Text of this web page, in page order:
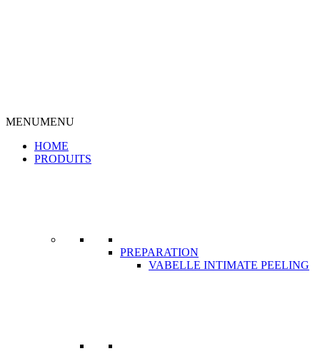
MENUMENU
HOME
PRODUITS
PREPARATION
VABELLE INTIMATE PEELING